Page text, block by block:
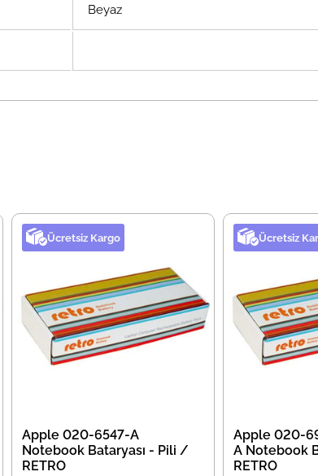
Beyaz
Ücretsiz Kargo
Apple 020-6547-A
Notebook Bataryası - Pili /
RETRO
Ücretsiz
Apple 020-
A Notebook
RETRO